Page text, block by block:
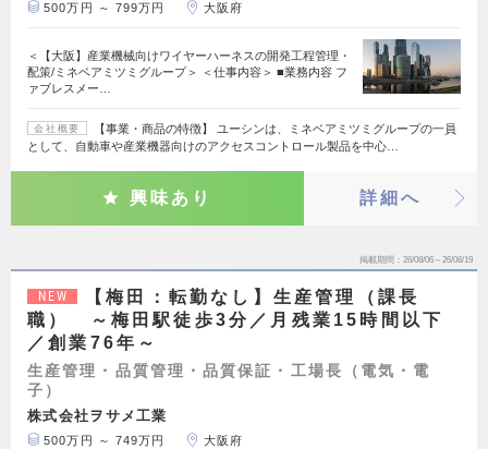
500万円 ～ 799万円 大阪府
＜【大阪】産業機械向けワイヤーハーネスの開発工程管理・
配策/ミネベアミツミグループ＞ ＜仕事内容＞ ■業務内容 フ
ァブレスメー…
会社概要
【事業・商品の特徴】 ユーシンは、ミネベアミツミグループの一員
として、自動車や産業機器向けのアクセスコントロール製品を中心…
興味あり 詳細へ
掲載期間 26/08/06～26/08/19
NEW
【梅田：転勤なし】生産管理（課長
職） ～梅田駅徒歩3分／月残業15時間以下
／創業76年～
生産管理・品質管理・品質保証・工場長（電気・電
子）
株式会社ヲサメ工業
500万円 ～ 749万円 大阪府